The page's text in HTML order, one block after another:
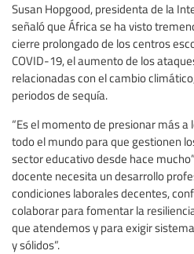
Susan Hopgood, presidenta de la
señaló que África se ha visto
cierre prolongado de los centros
COVID-19, el aumento de los
relacionadas con el cambio
periodos de sequía.
“Es el momento de presionar más
todo el mundo para que gestionen
sector educativo desde hace
docente necesita un desarrollo
condiciones laborales decentes,
colaborar para fomentar la
que atendemos y para exigir
y sólidos”.